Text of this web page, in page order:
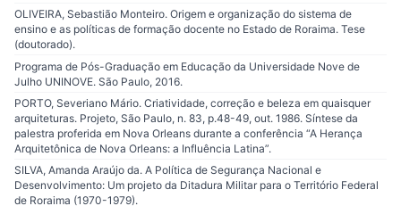
OLIVEIRA, Sebastião Monteiro. Origem e organização do sistema de
ensino e as políticas de formação docente no Estado de Roraima. Tese
(doutorado).
Programa de Pós-Graduação em Educação da Universidade Nove de
Julho UNINOVE. São Paulo, 2016.
PORTO, Severiano Mário. Criatividade, correção e beleza em quaisquer
arquiteturas. Projeto, São Paulo, n. 83, p.48-49, out. 1986. Síntese da
palestra proferida em Nova Orleans durante a conferência “A Herança
Arquitetônica de Nova Orleans: a Influência Latina”.
SILVA, Amanda Araújo da. A Política de Segurança Nacional e
Desenvolvimento: Um projeto da Ditadura Militar para o Território Federal
de Roraima (1970-1979).